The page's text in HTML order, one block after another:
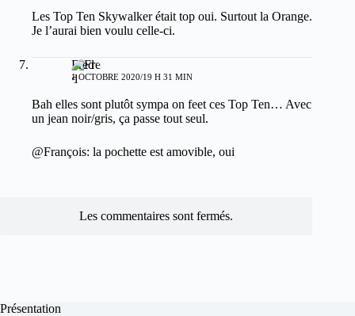
Les Top Ten Skywalker était top oui. Surtout la Orange.
Je l’aurai bien voulu celle-ci.
Fred
1 OCTOBRE 2020/19 H 31 MIN
Bah elles sont plutôt sympa on feet ces Top Ten… Avec
un jean noir/gris, ça passe tout seul.
@François: la pochette est amovible, oui
Les commentaires sont fermés.
Présentation